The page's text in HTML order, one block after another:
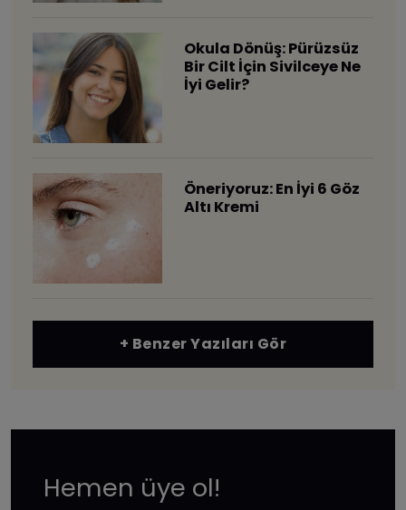
Okula Dönüş: Pürüzsüz
Bir Cilt İçin Sivilceye Ne
İyi Gelir?
Öneriyoruz: En İyi 6 Göz
Altı Kremi
+ Benzer Yazıları Gör
Hemen üye ol!